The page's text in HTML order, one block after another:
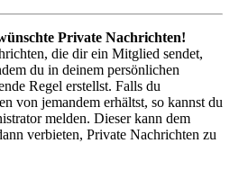
Private Nachrichten!
die dir ein Mitglied sendet,
du in deinem persönlichen
Regel erstellst. Falls du
von jemandem erhältst, so kannst du
melden. Dieser kann dem
verbieten, Private Nachrichten zu